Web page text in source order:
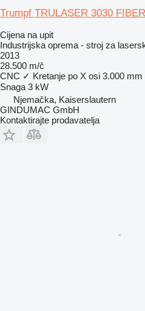
Trumpf TRULASER 3030 FIBER
Cijena na upit
Industrijska oprema - stroj za
2013
28.500 m/č
CNC ✓ Kretanje po X osi 3.000 mm
Snaga 3 kW
Njemačka, Kaiserslautern
GINDUMAC GmbH
Kontaktirajte prodavatelja